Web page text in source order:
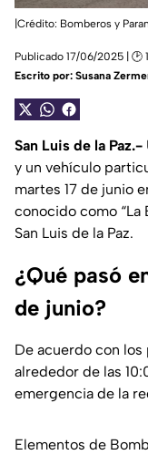
|Crédito: Bomberos y
Publicado 17/06/2025 | 🕑
Escrito por: Susana
San Luis de la Paz.-
y un vehículo
martes 17 de junio
conocido como
San Luis de la Paz.
¿Qué pasó
de junio?
De acuerdo con
alrededor de las
emergencia de la
Elementos de